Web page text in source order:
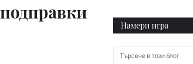
Намери игра